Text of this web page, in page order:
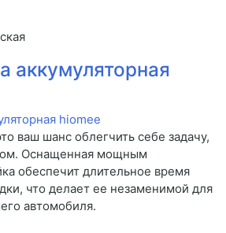
аккумуляторная
ваш шанс облегчить себе задачу,
Оснащенная мощным
обеспечит длительное время
что делает ее незаменимой для
автомобиля.